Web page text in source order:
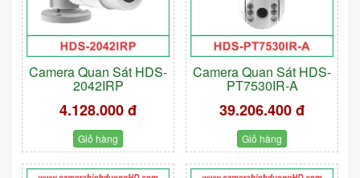
Camera Quan Sát HDS-
2042IRP
4.128.000 đ
Giỏ hàng
Camera Quan Sát HDS-
PT7530IR-A
39.206.400 đ
Giỏ hàng